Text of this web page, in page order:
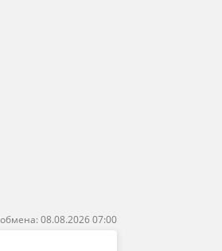
08.08.2026 07:00